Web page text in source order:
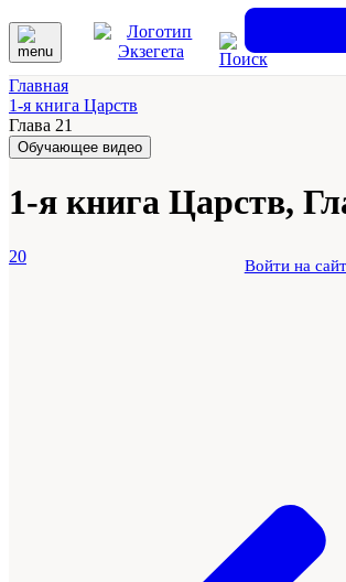
Войти на сайт
Главная
1-я книга Царств
Глава 21
Обучающее видео
1-я книга Царств,
20